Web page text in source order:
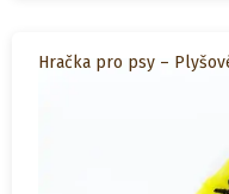
Hračka pro psy –